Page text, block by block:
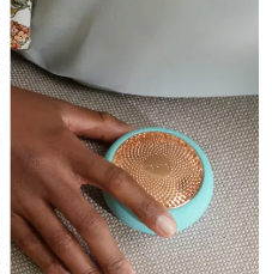
Max
hair removal device
身体护理
toning
brush
plus
LED therapy
眼部护理
& lips
smoothing device
预计送达日期
预计送达日期12/8/26
预计送达日期16/8/26
预计送达日期12/8/26